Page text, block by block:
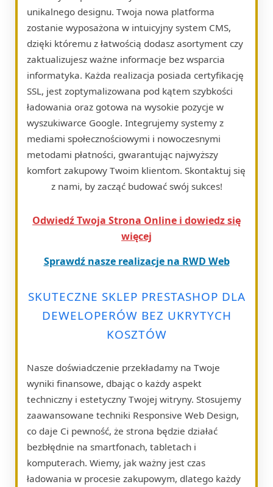
unikalnego designu. Twoja nowa platforma
zostanie wyposażona w intuicyjny system CMS,
dzięki któremu z łatwością dodasz asortyment czy
zaktualizujesz ważne informacje bez wsparcia
informatyka. Każda realizacja posiada certyfikację
SSL, jest zoptymalizowana pod kątem szybkości
ładowania oraz gotowa na wysokie pozycje w
wyszukiwarce Google. Integrujemy systemy z
mediami społecznościowymi i nowoczesnymi
metodami płatności, gwarantując najwyższy
komfort zakupowy Twoim klientom. Skontaktuj się
z nami, by zacząć budować swój sukces!
Odwiedź Twoja Strona Online i dowiedz się
więcej
Sprawdź nasze realizacje na RWD Web
SKUTECZNE SKLEP PRESTASHOP DLA
DEWELOPERÓW BEZ UKRYTYCH
KOSZTÓW
Nasze doświadczenie przekładamy na Twoje
wyniki finansowe, dbając o każdy aspekt
techniczny i estetyczny Twojej witryny. Stosujemy
zaawansowane techniki Responsive Web Design,
co daje Ci pewność, że strona będzie działać
bezbłędnie na smartfonach, tabletach i
komputerach. Wiemy, jak ważny jest czas
ładowania w procesie zakupowym, dlatego każdy